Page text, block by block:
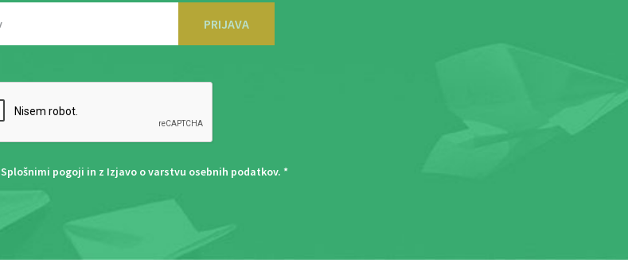
PRIJAVA
Splošnimi pogoji in z Izjavo o varstvu osebnih podatkov. *